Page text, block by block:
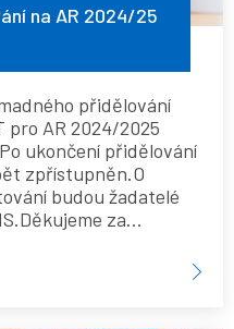
na AR 2024/25
přidělování
pro AR 2024/2025
ukončení přidělování
zpřístupněn.O
budou žadatelé
za…